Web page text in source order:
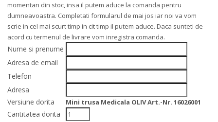
momentan din stoc, insa il putem aduce la comanda pentru
dumneavoastra. Completati formularul de mai jos iar noi va vom
scrie in cel mai scurt timp in cit timp il putem aduce. Daca sunteti de
acord cu termenul de livrare vom inregistra comanda.
Nume si prenume
Adresa de email
Telefon
Adresa
Versiune dorita
Mini trusa Medicala OLIV Art.-Nr. 16026001
Cantitatea dorita